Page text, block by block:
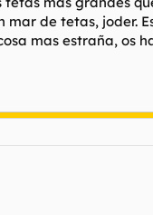
de tetas, joder.
mas estraña, os